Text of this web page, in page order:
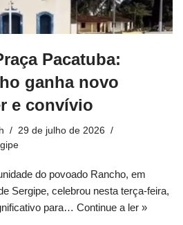
Pacatuba:
ganha novo
e convívio
29 de julho de 2026
do povoado Rancho, em
Sergipe, celebrou nesta terça-feira,
para… Continue a ler »